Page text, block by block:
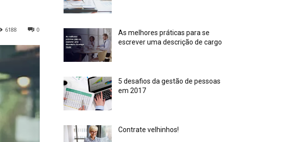
0
6188
As melhores práticas para se
escrever uma descrição de cargo
5 desafios da gestão de pessoas
em 2017
Contrate velhinhos!